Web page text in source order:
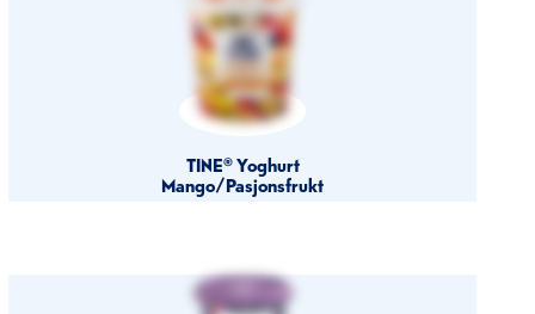
TINE® Yoghurt
Mango/Pasjonsfrukt